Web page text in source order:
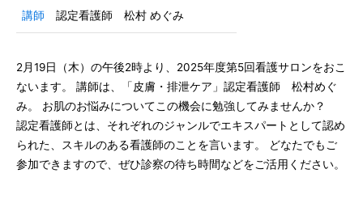
講師 認定看護師 松村 めぐみ
2月19日（木）の午後2時より、2025年度第5回看護サロンをおこ
ないます。 講師は、「皮膚・排泄ケア」認定看護師 松村めぐ
み。 お肌のお悩みについてこの機会に勉強してみませんか？
認定看護師とは、それぞれのジャンルでエキスパートとして認め
られた、スキルのある看護師のことを言います。 どなたでもご
参加できますので、ぜひ診察の待ち時間などをご活用ください。